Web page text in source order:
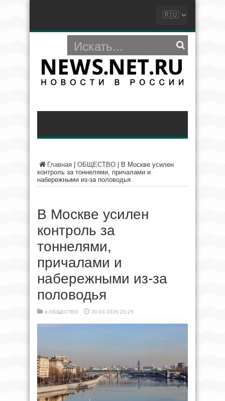
Главная ОБЩЕСТВО
В Москве усилен
контроль за тоннелями, причалами и
набережными из-за половодья
В Москве усилен
контроль за
тоннелями,
причалами и
набережными из-за
половодья
в ОБЩЕСТВО 30.03.2026 23:25